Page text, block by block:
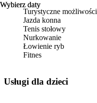
Wybierz daty
Wybierz daty
Turystyczne możliwości
Jazda konna
Tenis stołowy
Nurkowanie
Łowienie ryb
Fitnes
usługi dla dzieci